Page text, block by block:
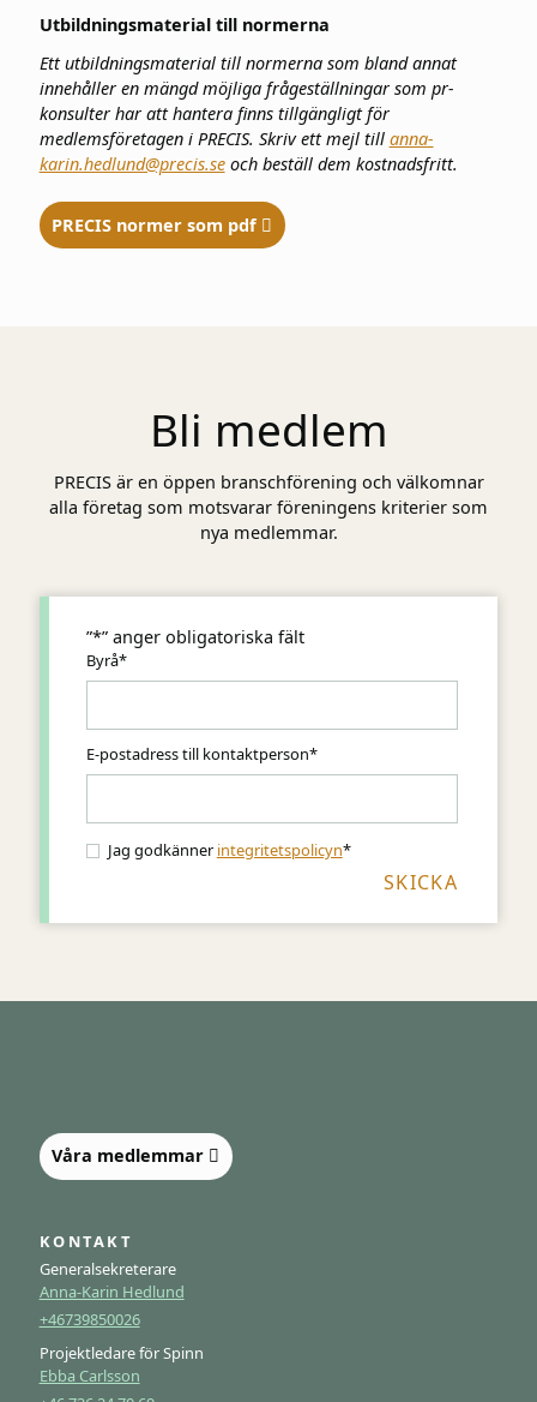
Utbildningsmaterial till normerna
Ett utbildningsmaterial till normerna som bland annat
innehåller en mängd möjliga frågeställningar som pr-
konsulter har att hantera finns tillgängligt för
medlemsföretagen i PRECIS. Skriv ett mejl till anna-
karin.hedlund@precis.seoch beställ dem kostnadsfritt.
PRECIS normer som pdf
Bli medlem
PRECIS är en öppen branschförening och välkomnar
alla företag som motsvarar föreningens kriterier som
nya medlemmar.
”*” anger obligatoriska fält
Byrå*
E-postadress till kontaktperson*
Jag godkänner integritetspolicyn*
Våra medlemmar
KONTAKT
Generalsekreterare
Anna-Karin Hedlund
+46739850026
Projektledare för Spinn
Ebba Carlsson